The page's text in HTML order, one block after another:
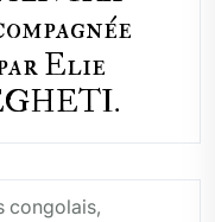
Elie
congolais,